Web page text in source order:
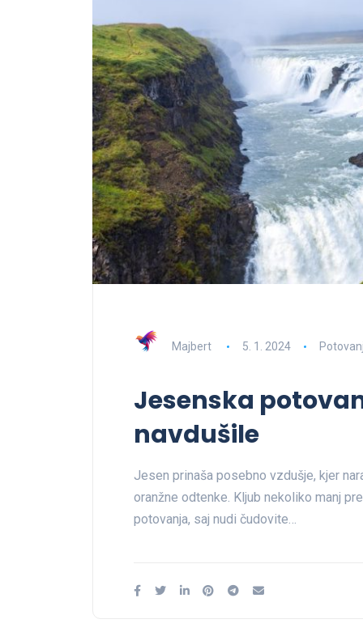
Majbert 5. 1. 2024
Jesenska
navdušile
Jesen prinaša posebno vzdušje, kjer
oranžne odtenke. Kljub nekoliko manj
potovanja, saj nudi čudovite…